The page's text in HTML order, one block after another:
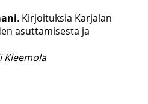
. Kirjoituksia Karjalan
asuttamisesta ja
Kleemola